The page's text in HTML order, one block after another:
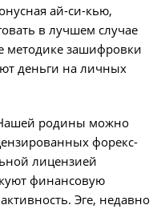
ай-си-кью,
в лучшем случае
зашифровки
деньги на личных
родины можно
форекс-
лицензией
финансовую
Эге, недавно